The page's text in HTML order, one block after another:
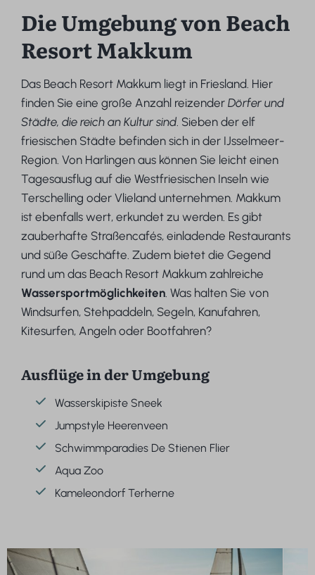
Die Umgebung von Beach
Resort Makkum
Das Beach Resort Makkum liegt in Friesland. Hier
finden Sie eine große Anzahl reizenderDörfer und
Städte, die reich an Kultur sind . Sieben der elf
friesischen Städte befinden sich in der IJsselmeer-
Region. Von Harlingen aus können Sie leicht einen
Tagesausflug auf die Westfriesischen Inseln wie
Terschelling oder Vlieland unternehmen. Makkum
ist ebenfalls wert, erkundet zu werden. Es gibt
zauberhafte Straßencafés, einladende Restaurants
und süße Geschäfte. Zudem bietet die Gegend
rund um das Beach Resort Makkum zahlreiche
Wassersportmöglichkeiten . Was halten Sie von
Windsurfen, Stehpaddeln, Segeln, Kanufahren,
Kitesurfen, Angeln oder Bootfahren?
Ausflüge in der Umgebung
Wasserskipiste Sneek
Jumpstyle Heerenveen
Schwimmparadies De Stienen Flier
Aqua Zoo
Kameleondorf Terherne